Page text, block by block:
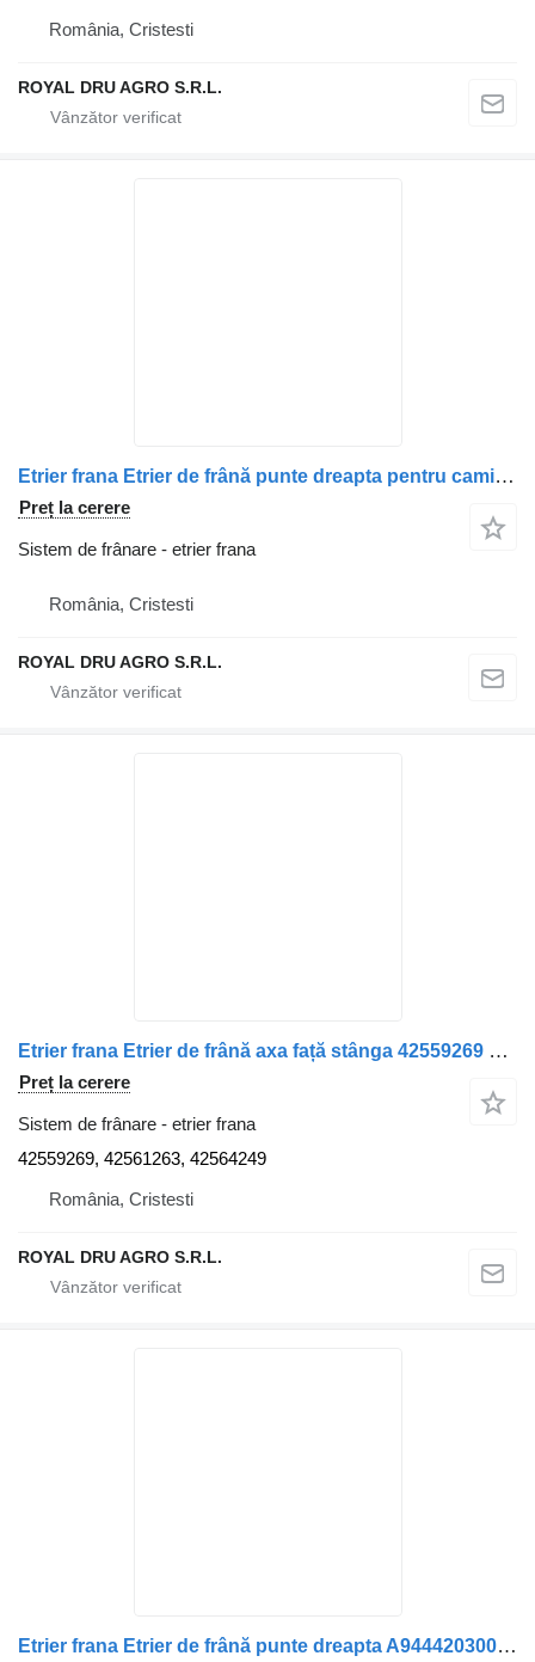
România, Cristesti
ROYAL DRU AGRO S.R.L.
Etrier frana Etrier de frână punte dreapta pentru camion Irisbus
Preț la cerere
Sistem de frânare - etrier frana
România, Cristesti
ROYAL DRU AGRO S.R.L.
Etrier frana Etrier de frână axa față stânga 42559269 pentru camion Irisbus 42559269 42561263 42564249
Preț la cerere
Sistem de frânare - etrier frana
42559269, 42561263, 42564249
România, Cristesti
ROYAL DRU AGRO S.R.L.
Etrier frana Etrier de frână punte dreapta A9444203001 pentru camion Irisbus